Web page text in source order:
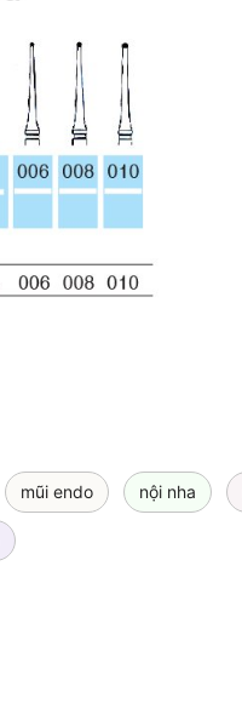
mũi endo nội nha